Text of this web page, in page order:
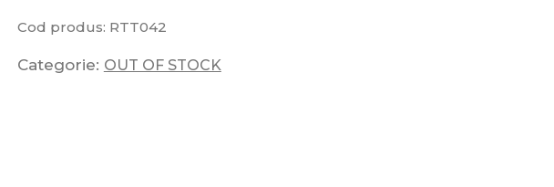
Cod produs: RTT042
Categorie: OUT OF STOCK